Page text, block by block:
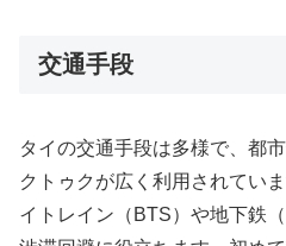
交通手段
タイの交通手段は多様で、都
クトゥクが広く利用されてい
イトレイン（BTS）や地下鉄